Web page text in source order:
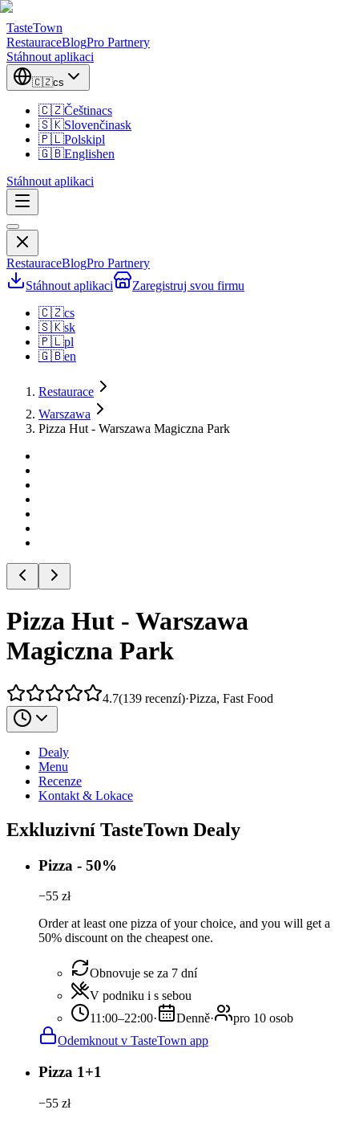
TasteTown
RestauraceBlogPro Partnery
Stáhnout aplikaci
🇨🇿cs
🇨🇿Češtinacs
🇸🇰Slovenčinask
🇵🇱Polskipl
🇬🇧Englishen
Stáhnout aplikaci
RestauraceBlogPro Partnery
Stáhnout aplikaci
Zaregistruj svou firmu
🇨🇿cs
🇸🇰sk
🇵🇱pl
🇬🇧en
Restaurace
Warszawa
Pizza Hut - Warszawa Magiczna Park
Pizza Hut - Warszawa
Magiczna Park
4.7(139 recenzí)·Pizza, Fast Food
Dealy
Menu
Recenze
Kontakt & Lokace
Exkluzivní TasteTown Dealy
Pizza - 50%
−55 zł
Order at least one pizza of your choice, and you will get a
50% discount on the cheapest one.
Obnovuje se za 7 dní
V podniku i s sebou
11:00–22:00· Denně·
pro 10 osob
Odemknout v TasteTown app
Pizza 1+1
−55 zł